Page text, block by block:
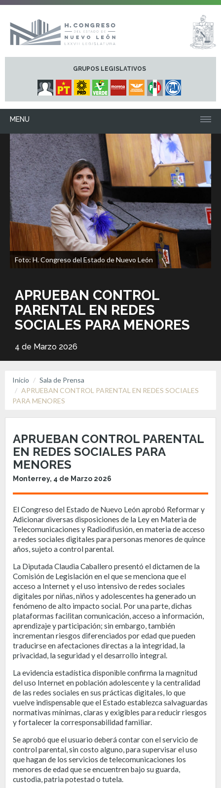
GRUPOS LEGISLATIVOS
MENU
Foto: H. Congreso del Estado de Nuevo León
APRUEBAN CONTROL
PARENTAL EN REDES
SOCIALES PARA MENORES
4 de Marzo 2026
Inicio
Sala de Prensa
APRUEBAN CONTROL PARENTAL EN REDES SOCIALES
PARA MENORES
APRUEBAN CONTROL PARENTAL
EN REDES SOCIALES PARA
MENORES
Monterrey, 4 de Marzo 2026
El Congreso del Estado de Nuevo León aprobó Reformar y
Adicionar diversas disposiciones de la Ley en Materia de
Telecomunicaciones y Radiodifusión, en materia de acceso
a redes sociales digitales para personas menores de quince
años, sujeto a control parental.
La Diputada Claudia Caballero presentó el dictamen de la
Comisión de Legislación en el que se menciona que el
acceso a Internet y el uso intensivo de redes sociales
digitales por niñas, niños y adolescentes ha generado un
fenómeno de alto impacto social. Por una parte, dichas
plataformas facilitan comunicación, acceso a información,
aprendizaje y participación; sin embargo, también
incrementan riesgos diferenciados por edad que pueden
traducirse en afectaciones directas a la integridad, la
privacidad, la seguridad y el desarrollo integral.
La evidencia estadística disponible confirma la magnitud
del uso Internet en población adolescente y la centralidad
de las redes sociales en sus prácticas digitales, lo que
vuelve indispensable que el Estado establezca salvaguardas
normativas mínimas, claras y exigibles para reducir riesgos
y fortalecer la corresponsabilidad familiar.
Se aprobó que el usuario deberá contar con el servicio de
control parental, sin costo alguno, para supervisar el uso
que hagan de los servicios de telecomunicaciones los
menores de edad que se encuentren bajo su guarda,
custodia, patria potestad o tutela.